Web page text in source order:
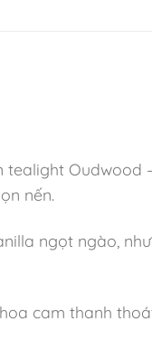
Oudwood
nến.
ngọt ngào,
cam thanh